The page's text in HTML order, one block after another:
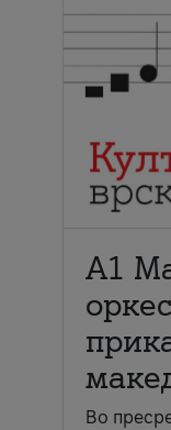
А1
Во